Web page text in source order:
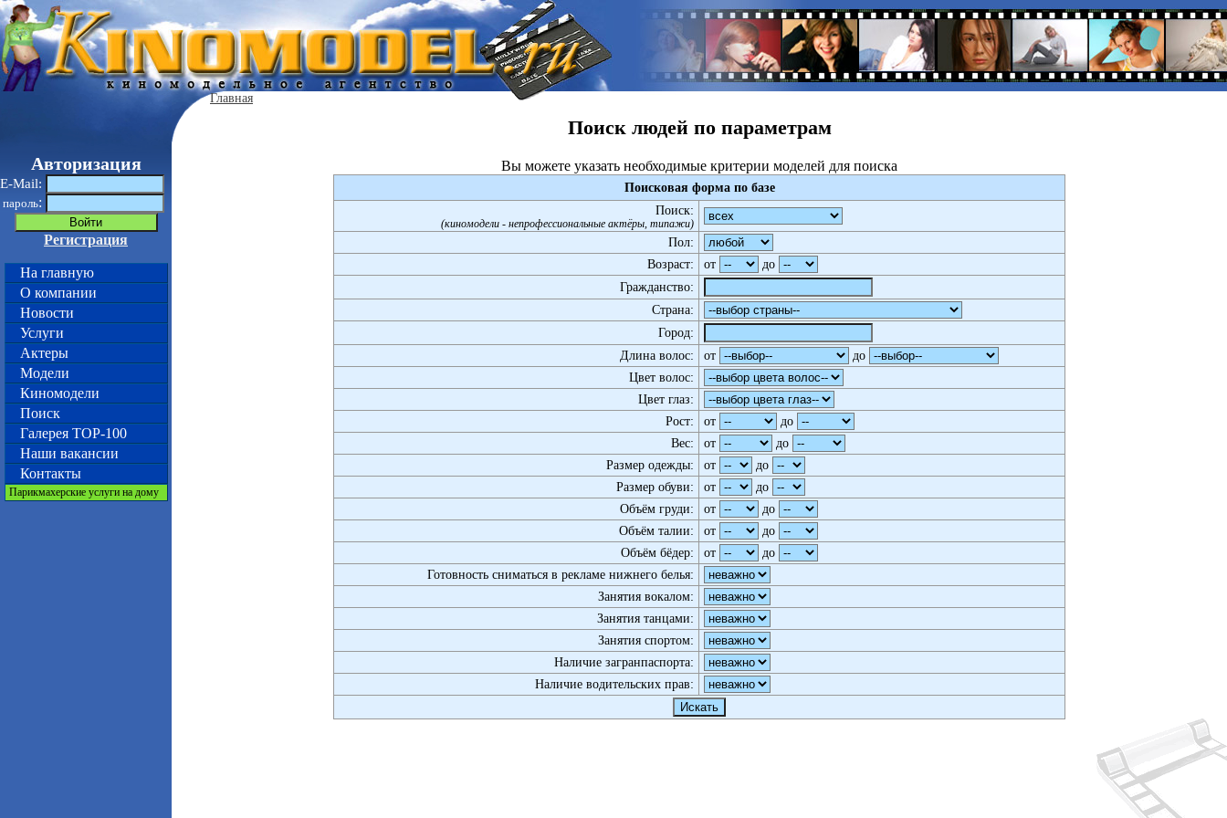
Авторизация
E-Mail:
пароль:
Регистрация
На главную
О компании
Новости
Услуги
Актеры
Модели
Киномодели
Поиск
Галерея TOP-100
Наши вакансии
Контакты
Парикмахерские услуги на дому
Главная
Поиск людей по параметрам
Вы можете указать необходимые критерии моделей для поиска
Поисковая форма по базе
Поиск:
(киномодели - непрофессиональные актёры, типажи)
Пол:
Возраст:
от
до
Гражданство:
Страна:
Город:
Длина волос:
от
до
Цвет волос:
Цвет глаз:
Рост:
от
до
Вес:
от
до
Размер одежды:
от
до
Размер обуви:
от
до
Объём груди:
от
до
Объём талии:
от
до
Объём бёдер:
от
до
Готовность сниматься в рекламе нижнего белья:
Занятия вокалом:
Занятия танцами:
Занятия спортом:
Наличие загранпаспорта:
Наличие водительских прав: